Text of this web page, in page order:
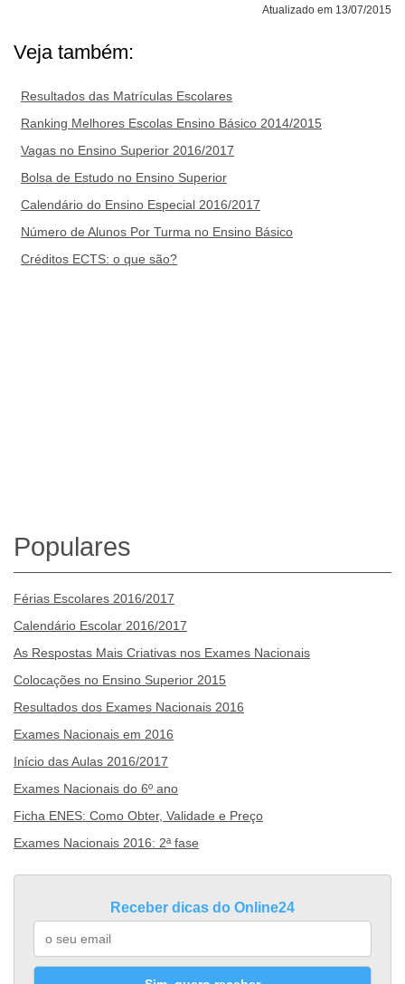
Atualizado em 13/07/2015
Veja também:
Resultados das Matrículas Escolares
Ranking Melhores Escolas Ensino Básico 2014/2015
Vagas no Ensino Superior 2016/2017
Bolsa de Estudo no Ensino Superior
Calendário do Ensino Especial 2016/2017
Número de Alunos Por Turma no Ensino Básico
Créditos ECTS: o que são?
Populares
Férias Escolares 2016/2017
Calendário Escolar 2016/2017
As Respostas Mais Criativas nos Exames Nacionais
Colocações no Ensino Superior 2015
Resultados dos Exames Nacionais 2016
Exames Nacionais em 2016
Início das Aulas 2016/2017
Exames Nacionais do 6º ano
Ficha ENES: Como Obter, Validade e Preço
Exames Nacionais 2016: 2ª fase
Receber dicas do Online24